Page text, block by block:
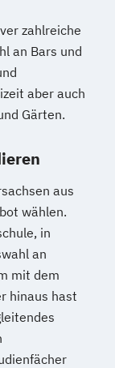
zahlreiche
an Bars und
aber auch
Gärten.
aus
wählen.
in
an
mit dem
hinaus hast